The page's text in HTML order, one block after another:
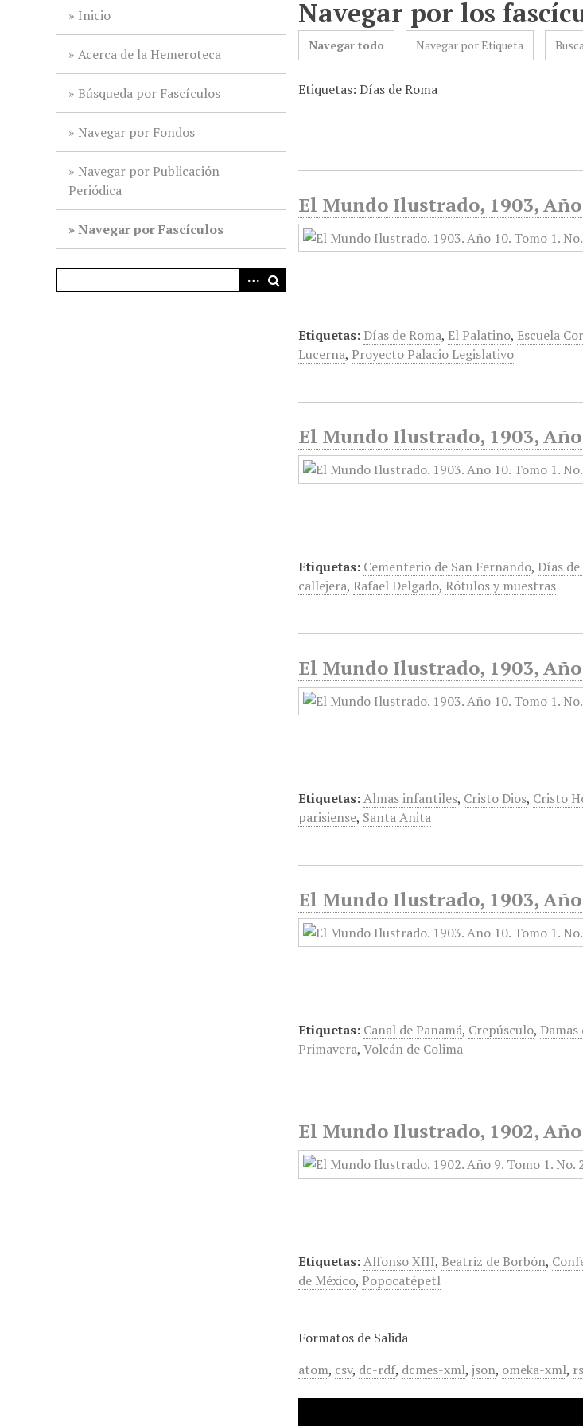
Inicio
Acerca de la Hemeroteca
Búsqueda por Fascículos
Navegar por Fondos
Navegar por Publicación
Periódica
Navegar por Fascículos
Navegar por los
Navegar todo Navegar por Etiqueta
Etiquetas: Días de Roma
El Mundo Ilustrado, 1903,
Etiquetas: Días de Roma, El Palatino, Escuela
Lucerna, Proyecto Palacio Legislativo
El Mundo Ilustrado, 1903,
Etiquetas: Cementerio de San Fernando, Días
callejera, Rafael Delgado, Rótulos y muestras
El Mundo Ilustrado, 1903,
Etiquetas:Almas infantiles, Cristo Dios, Cristo
parisiense, Santa Anita
El Mundo Ilustrado, 1903,
Etiquetas: Canal de Panamá, Crepúsculo,
Primavera,Volcán de Colima
El Mundo Ilustrado, 1902,
Etiquetas:Alfonso XIII, Beatriz de Borbón,
de México, Popocatépetl
Formatos de Salida
atom, csv, dc-rdf, dcmes-xml,json, omeka-xml,